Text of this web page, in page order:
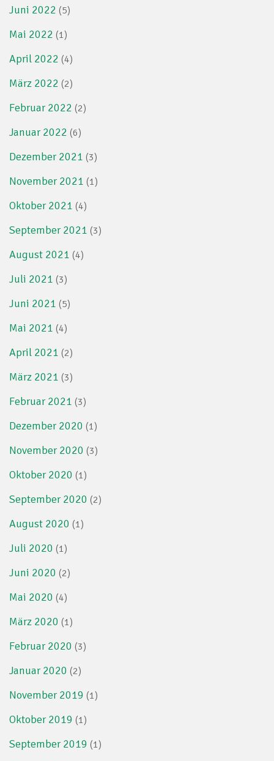
Juni 2022 (5)
Mai 2022 (1)
April 2022 (4)
März 2022 (2)
Februar 2022 (2)
Januar 2022 (6)
Dezember 2021 (3)
November 2021 (1)
Oktober 2021 (4)
September 2021 (3)
August 2021 (4)
Juli 2021 (3)
Juni 2021 (5)
Mai 2021 (4)
April 2021 (2)
März 2021 (3)
Februar 2021 (3)
Dezember 2020 (1)
November 2020 (3)
Oktober 2020 (1)
September 2020 (2)
August 2020 (1)
Juli 2020 (1)
Juni 2020 (2)
Mai 2020 (4)
März 2020 (1)
Februar 2020 (3)
Januar 2020 (2)
November 2019 (1)
Oktober 2019 (1)
September 2019 (1)